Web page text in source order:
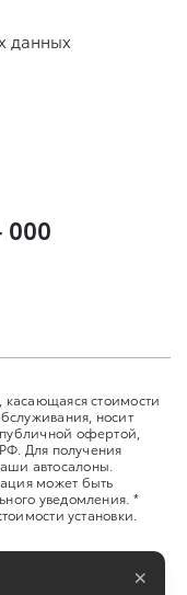
данных
000
стоимости
носит
офертой,
Для получения
автосалоны.
может быть
уведомления. *
установки.
×